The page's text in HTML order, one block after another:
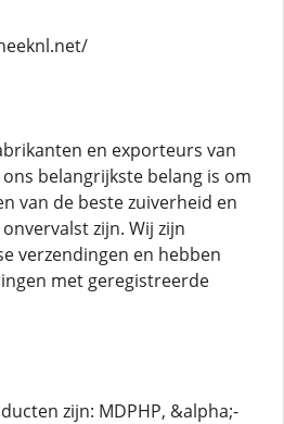
en exporteurs van
belangrijkste belang is om
van de beste zuiverheid en
zijn. Wij zijn
verzendingen en hebben
met geregistreerde
zijn: MDPHP, &alpha;-